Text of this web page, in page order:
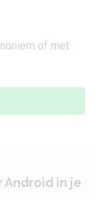
of met
Android in je